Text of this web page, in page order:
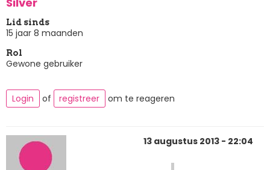
Lid sinds
15 jaar 8 maanden
Rol
Gewone gebruiker
Login of registreer om te reageren
13 augustus 2013 - 22:04